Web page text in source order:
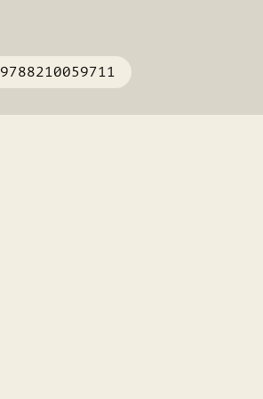
9788210059711